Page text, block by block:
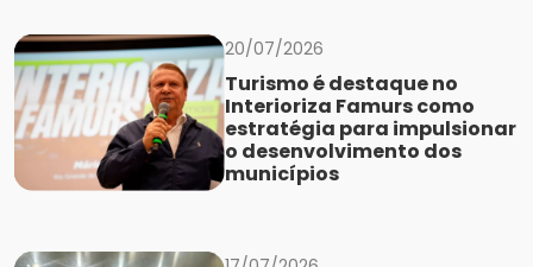
20/07/2026
Turismo é destaque no
Interioriza Famurs como
estratégia para impulsionar
o desenvolvimento dos
municípios